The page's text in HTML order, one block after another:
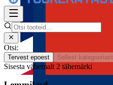
Otsi:
Tervest epoest Sellest kategooriast
Sisesta vähemalt 2 tähemärki